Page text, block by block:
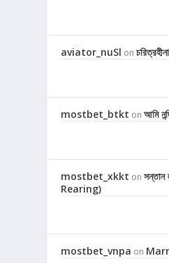
aviator_nuSl onচরিত্রহীনা
mostbet_btkt onআমি
mostbet_xkkt on
Rearing)
mostbet_vnpa on